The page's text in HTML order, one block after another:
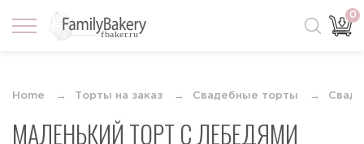
0
Home Торты на заказ Свадебные торты
МАЛЕНЬКИЙ ТОРТ С ЛЕБЕДЯМИ